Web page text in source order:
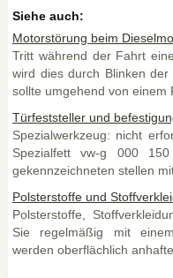
Siehe auch:
Motorstörung beim
Tritt während der Fahrt
wird dies durch Blinken
sollte umgehend von einem
Türfeststeller und
Spezialwerkzeug: nicht
Spezialfett vw-g 000
gekennzeichneten stellen
Polsterstoffe und
Polsterstoffe,
Sie regelmäßig mit
werden oberflächlich